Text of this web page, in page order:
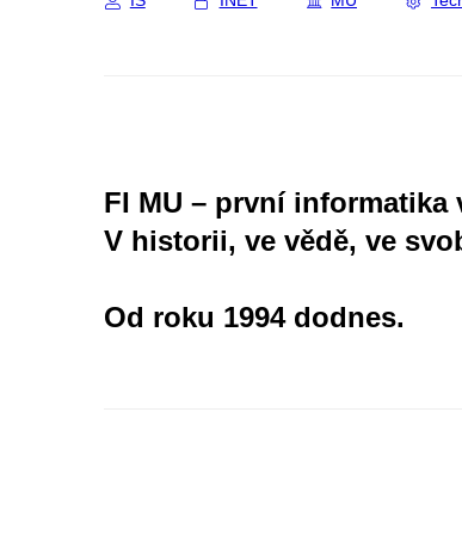
FI MU – první informatika
V historii, ve vědě, ve
Od roku 1994 dodnes.